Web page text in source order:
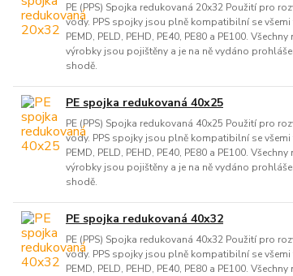
PE (PPS) Spojka redukovaná 20x32 Použití pro
vody. PPS spojky jsou plně kompatibilní se
PEMD, PELD, PEHD, PE40, PE80 a PE100. Všechny
výrobky jsou pojištěny a je na ně vydáno
shodě.
PE spojka redukovaná 40x25
PE (PPS) Spojka redukovaná 40x25 Použití pro
vody. PPS spojky jsou plně kompatibilní se
PEMD, PELD, PEHD, PE40, PE80 a PE100. Všechny
výrobky jsou pojištěny a je na ně vydáno
shodě.
PE spojka redukovaná 40x32
PE (PPS) Spojka redukovaná 40x32 Použití pro
vody. PPS spojky jsou plně kompatibilní se
PEMD, PELD, PEHD, PE40, PE80 a PE100. Všechny